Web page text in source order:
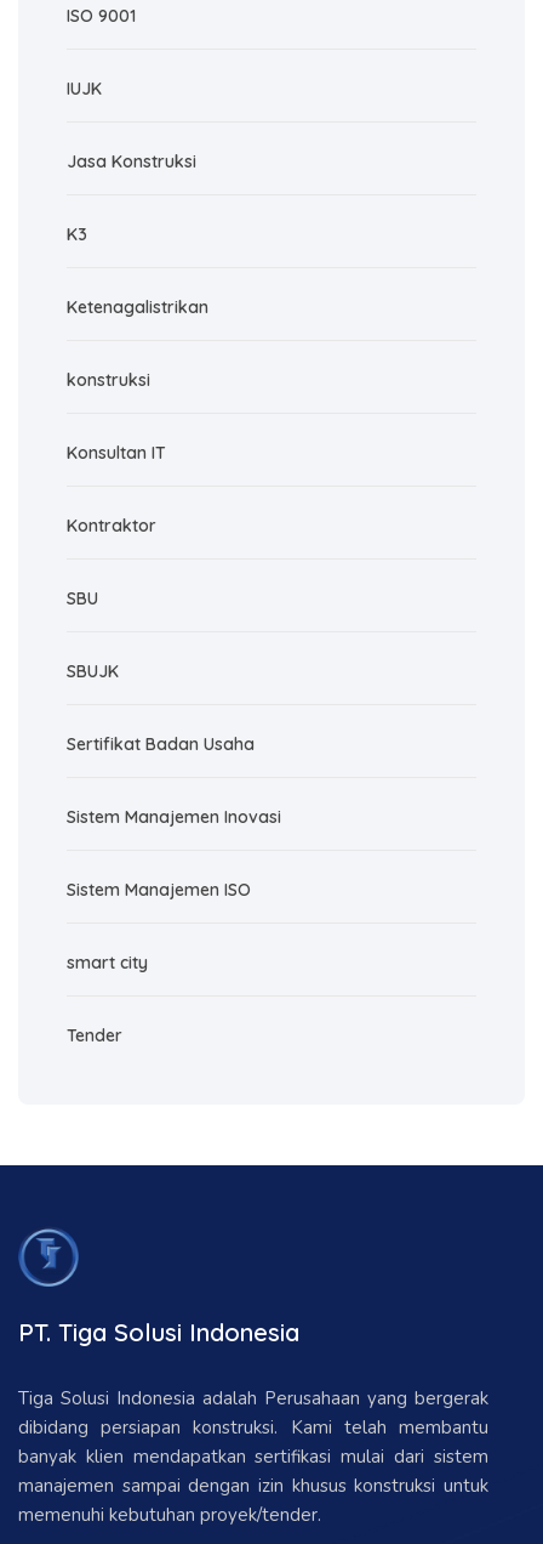
ISO 9001
IUJK
Jasa Konstruksi
K3
Ketenagalistrikan
konstruksi
Konsultan IT
Kontraktor
SBU
SBUJK
Sertifikat Badan Usaha
Sistem Manajemen Inovasi
Sistem Manajemen ISO
smart city
Tender
PT. Tiga Solusi Indonesia
Tiga Solusi Indonesia adalah Perusahaan yang bergerak
dibidang persiapan konstruksi. Kami telah membantu
banyak klien mendapatkan sertifikasi mulai dari sistem
manajemen sampai dengan izin khusus konstruksi untuk
memenuhi kebutuhan proyek/tender.